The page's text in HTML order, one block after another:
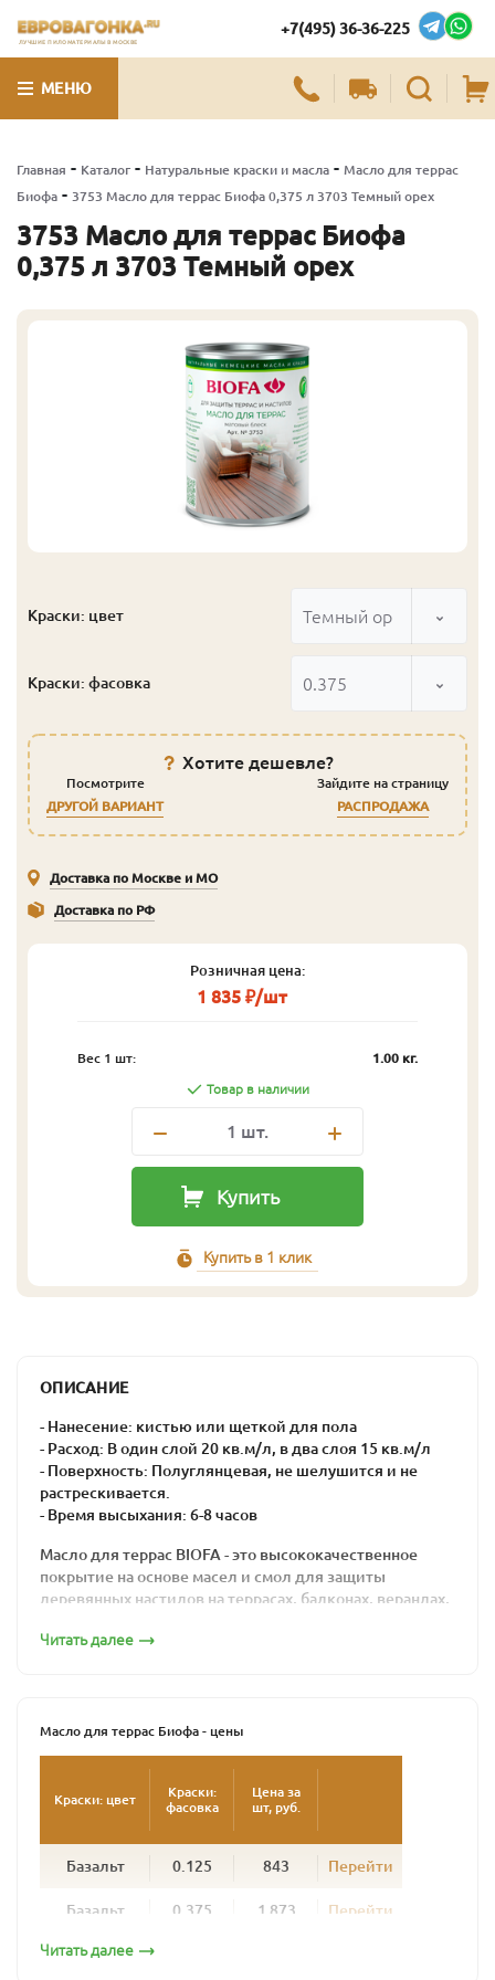
ЛУЧШИЕ ПИЛОМАТЕРИАЛЫ В МОСКВЕ
+7(495) 36-36-225
МЕНЮ
Главная - Каталог - Натуральные краски и масла - Масло для террас
Биофа - 3753 Масло для террас Биофа 0,375 л 3703 Темный орех
3753 Масло для террас Биофа
0,375 л 3703 Темный орех
Краски: цвет Темный орех
Краски: фасовка 0.375
Хотите дешевле?
Посмотрите
ДРУГОЙ ВАРИАНТ
Зайдите на страницу
РАСПРОДАЖА
Доставка по Москве и МО
Доставка по РФ
Розничная цена:
1 835 ₽/шт
Вес 1 шт: 1.00 кг.
Товар в наличии
1 шт.
Купить
Купить в 1 клик
ОПИСАНИЕ
- Нанесение: кистью или щеткой для пола
- Расход: В один слой 20 кв.м/л, в два слоя 15 кв.м/л
- Поверхность: Полуглянцевая, не шелушится и не
растрескивается.
- Время высыхания: 6-8 часов
Масло для террас BIOFA - это высококачественное
покрытие на основе масел и смол для защиты
деревянных настилов на террасах, балконах, верандах,
поверхностей из европейских пород древесины.
ранее обработанной маслами. Глубоко пропитывая
образует пленки и позволяет дереву «дышать».
Продукт изготовлен из природных, натуральных
компонентов, не вызывает аллергической реакции как
поверхность от биопоражений: плесени, грибков и
Читать далее
Масло для террас Биофа - цены
Краски: цвет
Краски:
фасовка
Цена за
шт, руб.
Базальт 0.125 843 Перейти
Базальт 0.375 1 873 Перейти
Базальт
Читать далее